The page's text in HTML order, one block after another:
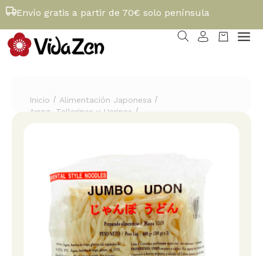
Envío gratis a partir de 70€ solo península
Inicio / Alimentación Japonesa /
Arroz, Tallarines y Harinas /